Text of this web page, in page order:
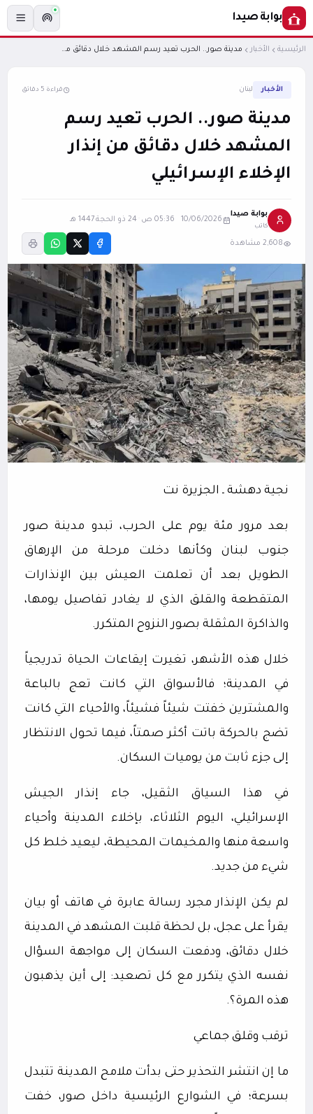
بوابة صيدا
الرئيسية الأخبار مدينة صور.. الحرب تعيد رسم المشهد خلال دقائق من إنذار الإخلاء الإسرائيلي
الأخبار لبنان قراءة 5 دقائق
مدينة صور.. الحرب تعيد رسم
المشهد خلال دقائق من إنذار
الإخلاء الإسرائيلي
بوابة صيدا
كاتب
10/06/2026 05:36 ص 24 ذو الحجة 1447 هـ
2,608 مشاهدة
نجية دهشة ـ الجزيرة نت
بعد مرور مئة يوم على الحرب، تبدو مدينة صور
جنوب لبنان وكأنها دخلت مرحلة من الإرهاق
الطويل بعد أن تعلمت العيش بين الإنذارات
المتقطعة والقلق الذي لا يغادر تفاصيل يومها،
والذاكرة المثقلة بصور النزوح المتكرر.
خلال هذه الأشهر، تغيرت إيقاعات الحياة تدريجياً
في المدينة؛ فالأسواق التي كانت تعج بالباعة
والمشترين خفتت شيئاً فشيئاً، والأحياء التي كانت
تضج بالحركة باتت أكثر صمتاً، فيما تحول الانتظار
إلى جزء ثابت من يوميات السكان.
في هذا السياق الثقيل، جاء إنذار الجيش
الإسرائيلي، اليوم الثلاثاء، بإخلاء المدينة وأحياء
واسعة منها والمخيمات المحيطة، ليعيد خلط كل
شيء من جديد.
لم يكن الإنذار مجرد رسالة عابرة في هاتف أو بيان
يقرأ على عجل، بل لحظة قلبت المشهد في المدينة
خلال دقائق، ودفعت السكان إلى مواجهة السؤال
نفسه الذي يتكرر مع كل تصعيد: إلى أين يذهبون
هذه المرة؟.
ترقب وقلق جماعي
ما إن انتشر التحذير حتى بدأت ملامح المدينة تتبدل
بسرعة؛ في الشوارع الرئيسية داخل صور، خفت